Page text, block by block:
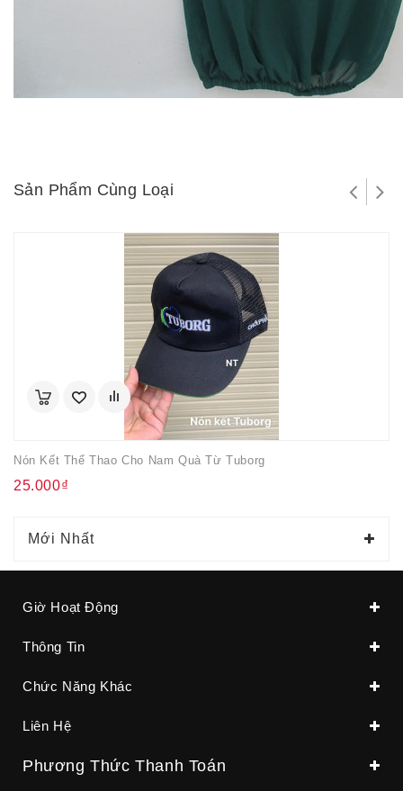
Sản Phẩm Cùng Loại
Nón Kết Thể Thao Cho Nam Quà Từ Tuborg
25.000₫
Mới Nhất
Giờ Hoạt Động
Thông Tin
Chức Năng Khác
Liên Hệ
Phương Thức Thanh Toán